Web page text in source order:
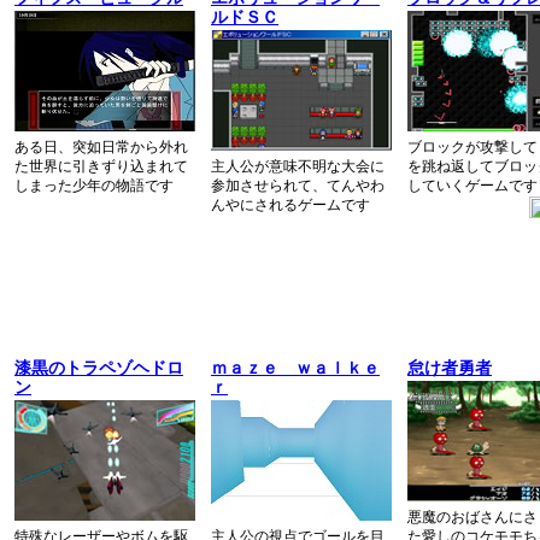
ある日、突如日常から外れ
た世界に引きずり込まれて
しまった少年の物語です
ルドＳＣ
主人公が意味不明な大会に
参加させられて、てんやわ
んやにされるゲームです
ブロックが攻撃し
を跳ね返してブロ
していくゲームです
漆黒のトラペゾヘドロ
ン
特殊なレーザーやボムを駆
ｍａｚｅ ｗａｌｋｅ
ｒ
主人公の視点でゴールを目
怠け者勇者
悪魔のおばさんに
た愛しのコケモモ